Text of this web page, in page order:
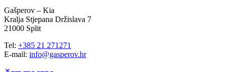
Gašperov – Kia
Kralja Stjepana Držislava 7
21000 Split
Tel: +385 21 271271
E-mail: info@gasperov.hr